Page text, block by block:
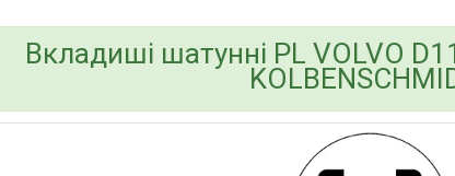
Вкладиші шатунні PL VOLVO